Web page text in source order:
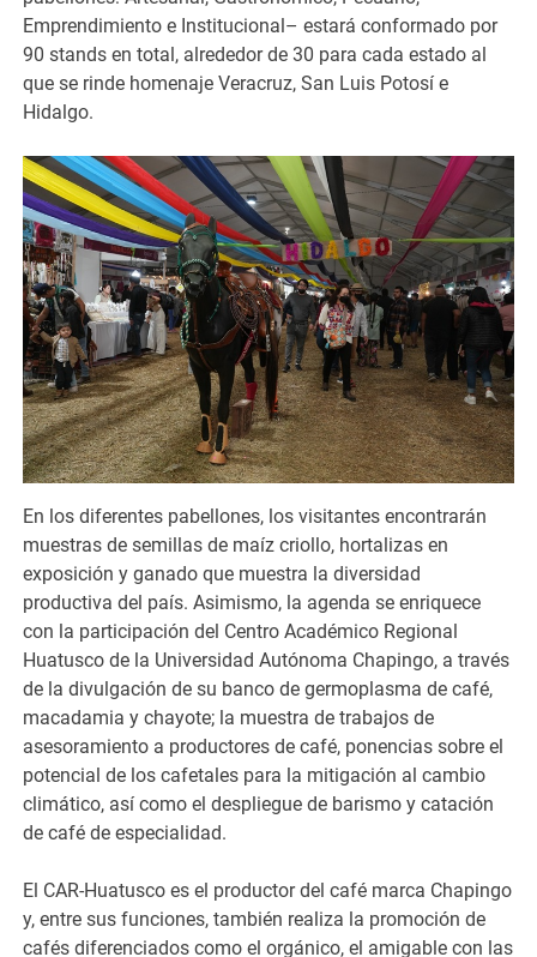
Emprendimiento e Institucional– estará conformado por
90 stands en total, alrededor de 30 para cada estado al
que se rinde homenaje Veracruz, San Luis Potosí e
Hidalgo.
En los diferentes pabellones, los visitantes encontrarán
muestras de semillas de maíz criollo, hortalizas en
exposición y ganado que muestra la diversidad
productiva del país. Asimismo, la agenda se enriquece
con la participación del Centro Académico Regional
Huatusco de la Universidad Autónoma Chapingo, a través
de la divulgación de su banco de germoplasma de café,
macadamia y chayote; la muestra de trabajos de
asesoramiento a productores de café, ponencias sobre el
potencial de los cafetales para la mitigación al cambio
climático, así como el despliegue de barismo y catación
de café de especialidad.
El CAR-Huatusco es el productor del café marca Chapingo
y, entre sus funciones, también realiza la promoción de
cafés diferenciados como el orgánico, el amigable con las